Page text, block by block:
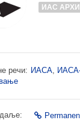
ИАС
речи: ИАСА,